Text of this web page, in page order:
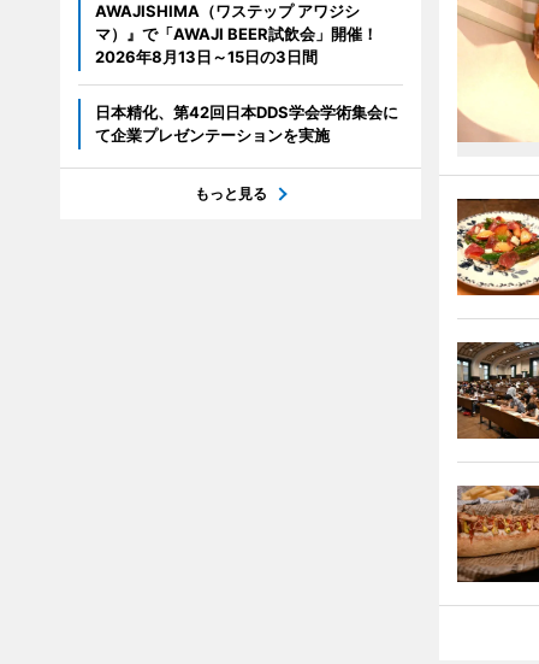
AWAJISHIMA（ワステップ アワジシ
マ）』で「AWAJI BEER試飲会」開催！
2026年8月13日～15日の3日間
日本精化、第42回日本DDS学会学術集会に
て企業プレゼンテーションを実施
もっと見る